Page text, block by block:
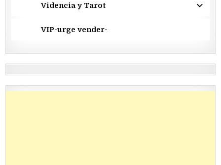
Videncia y Tarot
VIP-urge vender-